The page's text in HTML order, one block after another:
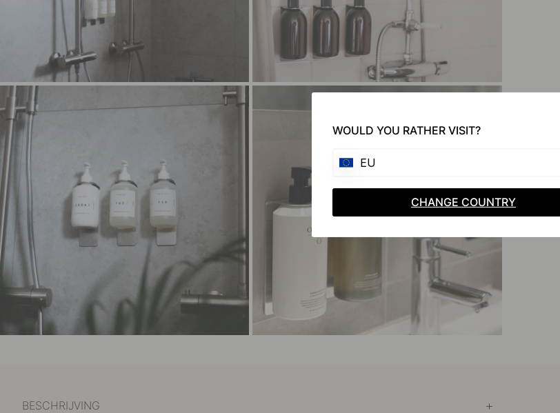
BESCHRIJVING
WOULD YOU RATHER VISIT?
EU
CHANGE COUNTRY